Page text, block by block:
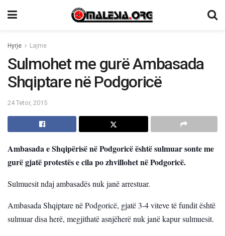
Hyrje Lajme
Sulmohet me gurë Ambasada
Shqiptare në Podgoricë
24 Tetor, 2015
Ambasada e Shqipërisë në Podgoricë është sulmuar sonte me
gurë gjatë protestës e cila po zhvillohet në Podgoricë.
Sulmuesit ndaj ambasadës nuk janë arrestuar.
Ambasada Shqiptare në Podgoricë, gjatë 3-4 viteve të fundit është
sulmuar disa herë, megjithatë asnjëherë nuk janë kapur sulmuesit.